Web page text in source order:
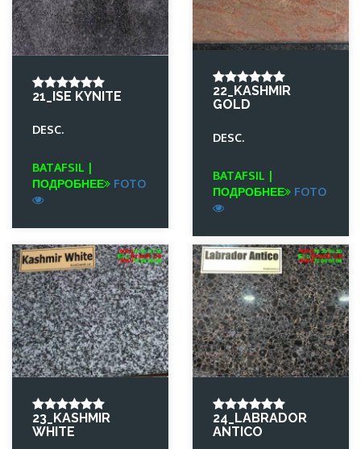
21_ISE KYNITE
DESC.
BATAFSIL |
ПОДРОБНЕЕ
FOTO
22_KASHMIR
GOLD
DESC.
BATAFSIL |
ПОДРОБНЕЕ
FOTO
23_KASHMIR
WHITE
24_LABRADOR
ANTICO